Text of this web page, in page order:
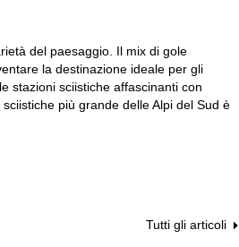
del paesaggio. Il mix di gole
la destinazione ideale per gli
stazioni sciistiche affascinanti con
più grande delle Alpi del Sud è
Tutti gli articoli